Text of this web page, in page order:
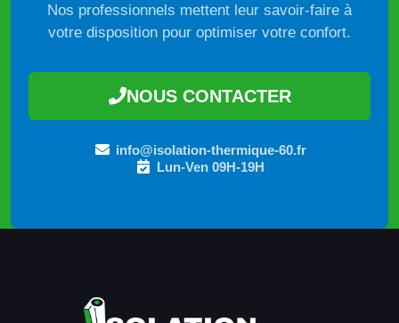
Nos professionnels mettent leur savoir-faire à
votre disposition pour optimiser votre confort.
NOUS CONTACTER
info@isolation-thermique-60.fr
Lun-Ven 09H-19H